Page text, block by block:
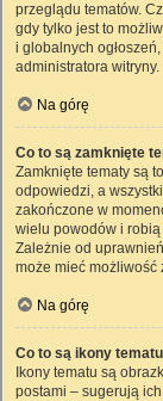
przeglądu tematów.
gdy tylko jest to
i globalnych
administratora witryny.
Na górę
Co to są zamknięte
Zamknięte tematy są
odpowiedzi, a
zakończone w
wielu powodów i
Zależnie od
może mieć możliwość
Na górę
Co to są ikony
Ikony tematu są
postami – sugerują